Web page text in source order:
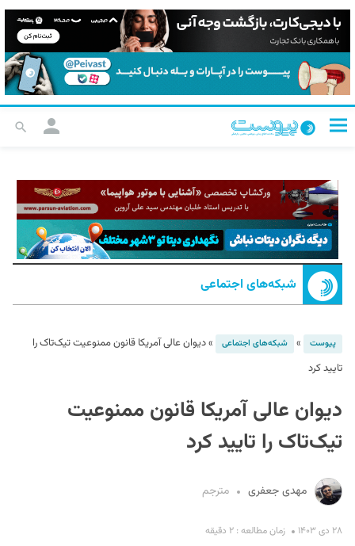
شبکه‌های اجتماعی
پیوست » شبکه‌های اجتماعی »دیوان عالی آمریکا قانون ممنوعیت تیک‌تاک را
تایید کرد
دیوان عالی آمریکا قانون ممنوعیت
تیک‌تاک را تایید کرد
مهدی جعفری مترجم
۲۸ دی ۱۴۰۳ زمان مطالعه : ۲ دقیقه